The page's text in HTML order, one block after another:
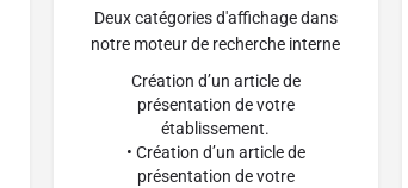
Deux catégories d'affichage dans
notre moteur de recherche interne
Création d’un article de
présentation de votre
établissement.
• Création d’un article de
présentation de votre